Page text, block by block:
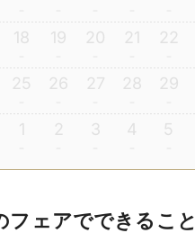
18 19 20 21 22
25 26 27 28 29
1 2 3 4 5
フェアでできること